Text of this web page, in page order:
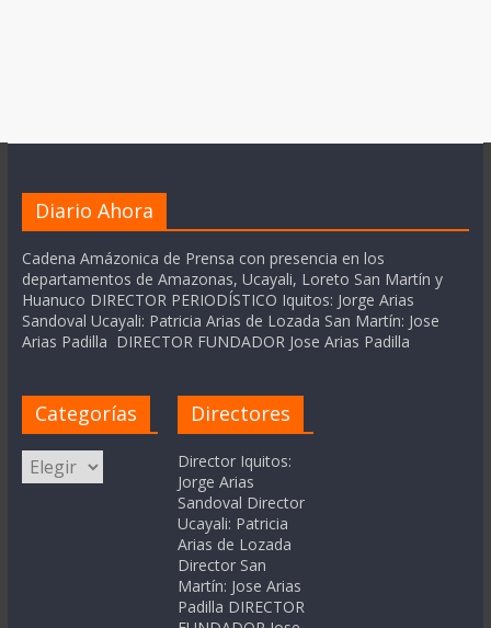
Diario Ahora
Cadena Amázonica de Prensa con presencia en los
departamentos de Amazonas, Ucayali, Loreto San Martín y
Huanuco DIRECTOR PERIODÍSTICO Iquitos: Jorge Arias
Sandoval Ucayali: Patricia Arias de Lozada San Martín: Jose
Arias Padilla DIRECTOR FUNDADOR Jose Arias Padilla
Categorías
Categorías
Directores
Director Iquitos:
Jorge Arias
Sandoval Director
Ucayali: Patricia
Arias de Lozada
Director San
Martín: Jose Arias
Padilla DIRECTOR